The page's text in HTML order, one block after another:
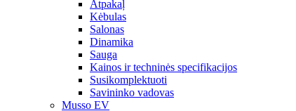
Atpakaļ
Kėbulas
Salonas
Dinamika
Sauga
Kainos ir techninės specifikacijos
Susikomplektuoti
Savininko vadovas
Musso EV